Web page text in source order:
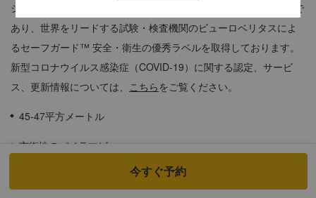
シャングリ・ラ ザ・フォート マニラは、Safety Seal認証ホテルで
あり、世界をリードする試験・検査機関のビューロベリタスによ
るセーフガード™ 安全・衛生の優秀ラベルを取得しております。
新型コロナウイルス感染症（COVID-19）に関する認定、サービ
ス、更新情報については、 こちら をご覧ください。
45-47平方メートル
市街地のパノラマビュー
ホライゾンクラブ ラウンジのご利用
今すぐ予約